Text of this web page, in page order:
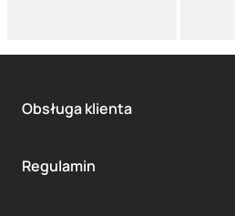
Obsługa klienta
Regulamin